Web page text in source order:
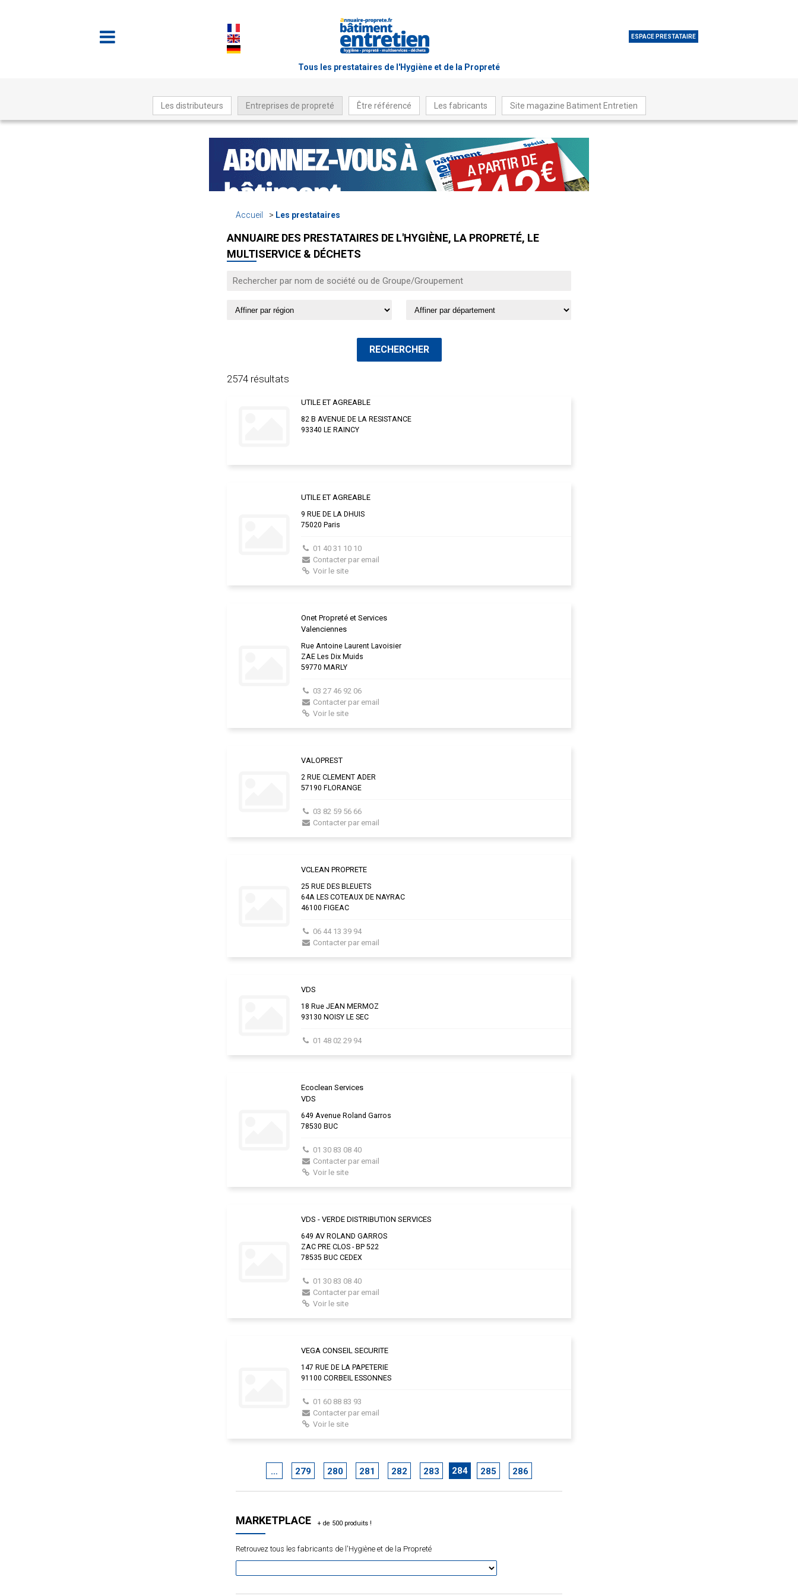
ESPACE PRESTATAIRE
Tous les prestataires de l'Hygiène et de la Propreté
Les distributeurs Entreprises de propreté Être référencé Les fabricants Site magazine Batiment Entretien
Accueil Les prestataires
ANNUAIRE DES PRESTATAIRES DE L'HYGIÈNE, LA PROPRETÉ, LE
MULTISERVICE & DÉCHETS
2574 résultats
UTILE ET AGREABLE
82 B AVENUE DE LA RESISTANCE
93340 LE RAINCY
UTILE ET AGREABLE
9 RUE DE LA DHUIS
75020 Paris
01 40 31 10 10
Contacter par email
Voir le site
Onet Propreté et Services
Valenciennes
Rue Antoine Laurent Lavoisier
ZAE Les Dix Muids
59770 MARLY
03 27 46 92 06
Contacter par email
Voir le site
VALOPREST
2 RUE CLEMENT ADER
57190 FLORANGE
03 82 59 56 66
Contacter par email
VCLEAN PROPRETE
25 RUE DES BLEUETS
64A LES COTEAUX DE NAYRAC
46100 FIGEAC
06 44 13 39 94
Contacter par email
VDS
18 Rue JEAN MERMOZ
93130 NOISY LE SEC
01 48 02 29 94
Ecoclean Services
VDS
649 Avenue Roland Garros
78530 BUC
01 30 83 08 40
Contacter par email
Voir le site
VDS - VERDE DISTRIBUTION SERVICES
649 AV ROLAND GARROS
ZAC PRE CLOS - BP 522
78535 BUC CEDEX
01 30 83 08 40
Contacter par email
Voir le site
VEGA CONSEIL SECURITE
147 RUE DE LA PAPETERIE
91100 CORBEIL ESSONNES
01 60 88 83 93
Contacter par email
Voir le site
… 279 280 281 282 283 284 285 286
MARKETPLACE
Retrouvez tous les fabricants de l'Hygiène et de la Propreté